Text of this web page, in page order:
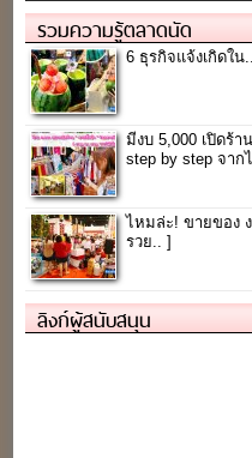
รวมความรู้ตลาดนัด
6 ธุรกิจแจ้งเกิดใน
มีงบ 5,000 เปิดร้า
step by step จาก
ไหมล่ะ! ขายของ
รวย.. ]
ลิงก์ผู้สนับสนุน